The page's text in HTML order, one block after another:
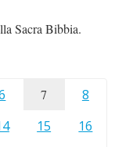
Sacra Bibbia.
7
8
15
16